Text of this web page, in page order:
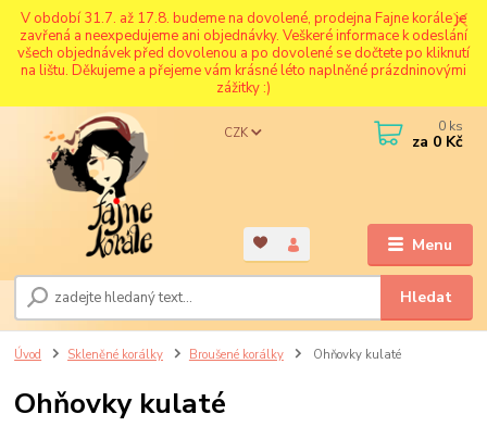
V období 31.7. až 17.8. budeme na dovolené, prodejna Fajne korále je
zavřená a neexpedujeme ani objednávky. Veškeré informace k odeslání
všech objednávek před dovolenou a po dovolené se dočtete po kliknutí
na lištu. Děkujeme a přejeme vám krásné léto naplněné prázdninovými
zážitky :)
Menu
CZK
Hledat
0 ks
za 0 Kč
Úvod Skleněné korálky Broušené korálky Ohňovky kulaté
Ohňovky kulaté